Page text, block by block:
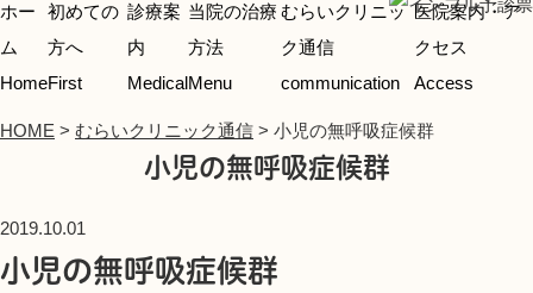
ホー
ム
Home
初めての
方へ
First
診療案
内
Medical
当院の治療
方法
Menu
むらいクリニッ
ク通信
communication
医院案内・ア
クセス
Access
HOME > むらいクリニック通信 > 小児の無呼吸症候群
小児の無呼吸症候群
2019.10.01
小児の無呼吸症候群